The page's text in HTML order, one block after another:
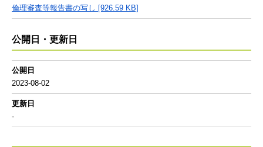
倫理審査等報告書の写し [926.59 KB]
公開日・更新日
公開日
2023-08-02
更新日
-